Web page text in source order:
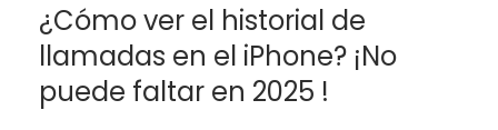
¿Cómo ver el historial de
llamadas en el iPhone? ¡No
puede faltar en 2025 !